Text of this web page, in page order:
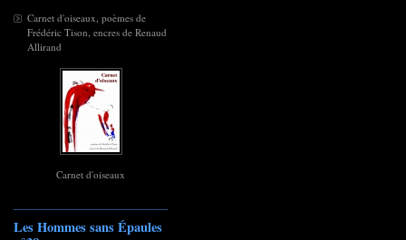
Carnet d'oiseaux, poèmes de
Frédéric Tison, encres de Renaud
Allirand
Carnet d'oiseaux
Les Hommes sans Épaules